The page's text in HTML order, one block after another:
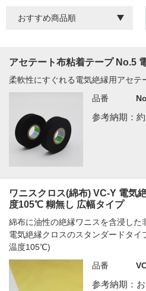
アセテート布粘着テープ No.5
柔軟性にすぐれる電気絶縁用アセテ
品番
参考納期：
ワニスクロス(綿布) VC-Y 電気
度105℃ 糊無し 広幅タイプ
綿布に油性の絶縁ワニスを含浸した
電気絶縁クロスのスタンダードタ
温度105℃)
品番
参考納期：